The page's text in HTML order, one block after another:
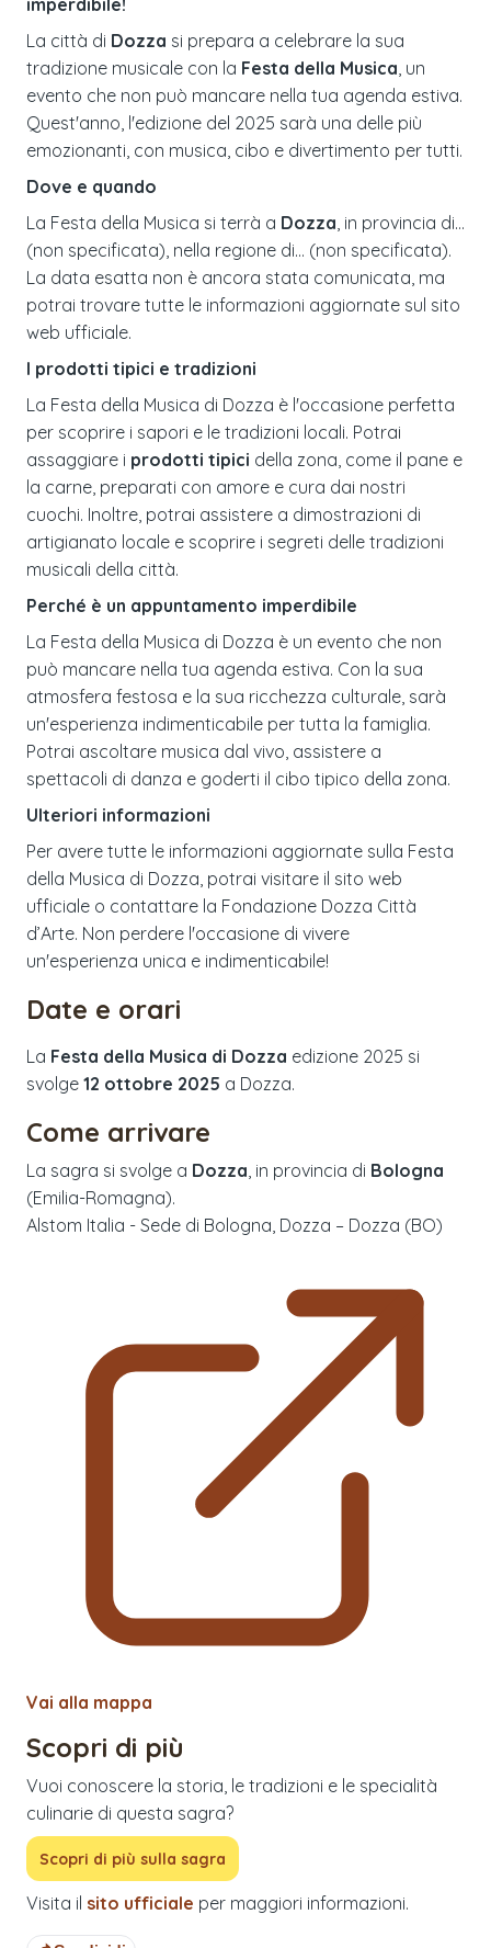
La città di Dozza si prepara a celebrare la sua
tradizione musicale con la Festa della Musica , un
evento che non può mancare nella tua agenda estiva.
Quest'anno, l'edizione del 2025 sarà una delle più
emozionanti, con musica, cibo e divertimento per tutti.
Dove e quando
La Festa della Musica si terrà a Dozza , in provincia di...
(non specificata), nella regione di... (non specificata).
La data esatta non è ancora stata comunicata, ma
potrai trovare tutte le informazioni aggiornate sul sito
web ufficiale.
I prodotti tipici e tradizioni
La Festa della Musica di Dozza è l'occasione perfetta
per scoprire i sapori e le tradizioni locali. Potrai
assaggiare i prodotti tipici della zona, come il pane e
la carne, preparati con amore e cura dai nostri
cuochi. Inoltre, potrai assistere a dimostrazioni di
artigianato locale e scoprire i segreti delle tradizioni
musicali della città.
Perché è un appuntamento imperdibile
La Festa della Musica di Dozza è un evento che non
può mancare nella tua agenda estiva. Con la sua
atmosfera festosa e la sua ricchezza culturale, sarà
un'esperienza indimenticabile per tutta la famiglia.
Potrai ascoltare musica dal vivo, assistere a
spettacoli di danza e goderti il cibo tipico della zona.
Ulteriori informazioni
Per avere tutte le informazioni aggiornate sulla Festa
della Musica di Dozza, potrai visitare il sito web
ufficiale o contattare la Fondazione Dozza Città
d’Arte. Non perdere l'occasione di vivere
un'esperienza unica e indimenticabile!
Date e orari
La Festa della Musica di Dozza edizione 2025 si
svolge 12 ottobre 2025 a Dozza.
Come arrivare
La sagra si svolge a Dozza , in provincia di Bologna
(Emilia-Romagna).
Alstom Italia - Sede di Bologna, Dozza – Dozza (BO)
Vai alla mappa
Scopri di più
Vuoi conoscere la storia, le tradizioni e le specialità
culinarie di questa sagra?
Scopri di più sulla sagra
Visita il sito ufficiale per maggiori informazioni.